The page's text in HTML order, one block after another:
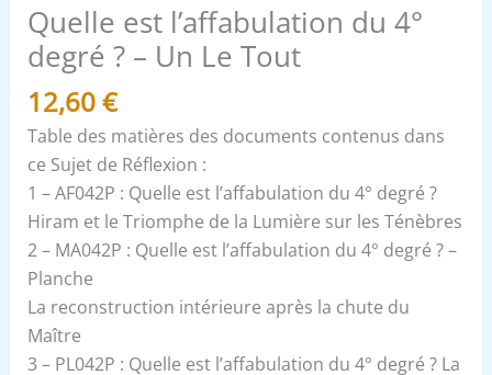
Quelle est l’affabulation du 4°
degré ? – Un Le Tout
12,60€
Table des matières des documents contenus dans
ce Sujet de Réflexion :
1 – AF042P : Quelle est l’affabulation du 4° degré ?
Hiram et le Triomphe de la Lumière sur les Ténèbres
2 – MA042P : Quelle est l’affabulation du 4° degré ? –
Planche
La reconstruction intérieure après la chute du
Maître
3 – PL042P : Quelle est l’affabulation du 4° degré ? La